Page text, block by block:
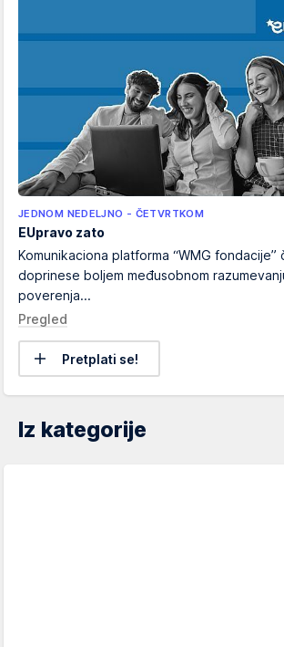
JEDNOM NEDELJNO - ČETVRTKOM
EUpravo zato
Komunikaciona platforma “WMG fondacije”
doprinese boljem međusobnom
poverenja...
Pregled
Pretplati se!
Iz kategorije